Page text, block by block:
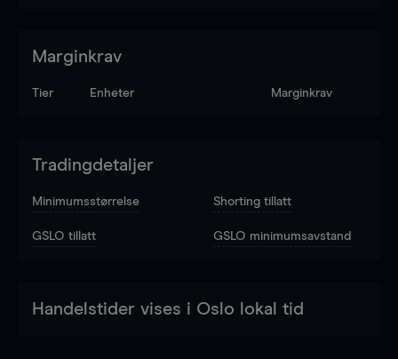
Marginkrav
Tier Enheter Marginkrav
Tradingdetaljer
Minimumsstørrelse Shorting tillatt
GSLO tillatt GSLO minimumsavstand
Handelstider vises i Oslo lokal tid